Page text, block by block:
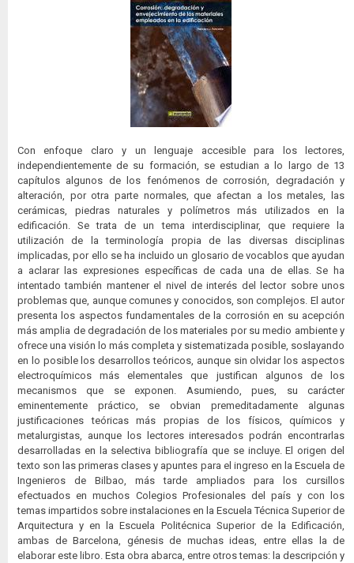
Con enfoque claro y un lenguaje accesible para los lectores,
independientemente de su formación, se estudian a lo largo de 13
capítulos algunos de los fenómenos de corrosión, degradación y
alteración, por otra parte normales, que afectan a los metales, las
cerámicas, piedras naturales y polímetros más utilizados en la
edificación. Se trata de un tema interdisciplinar, que requiere la
utilización de la terminología propia de las diversas disciplinas
implicadas, por ello se ha incluido un glosario de vocablos que ayudan
a aclarar las expresiones específicas de cada una de ellas. Se ha
intentado también mantener el nivel de interés del lector sobre unos
problemas que, aunque comunes y conocidos, son complejos. El autor
presenta los aspectos fundamentales de la corrosión en su acepción
más amplia de degradación de los materiales por su medio ambiente y
ofrece una visión lo más completa y sistematizada posible, soslayando
en lo posible los desarrollos teóricos, aunque sin olvidar los aspectos
electroquímicos más elementales que justifican algunos de los
mecanismos que se exponen. Asumiendo, pues, su carácter
eminentemente práctico, se obvian premeditadamente algunas
justificaciones teóricas más propias de los físicos, químicos y
metalurgistas, aunque los lectores interesados podrán encontrarlas
desarrolladas en la selectiva bibliografía que se incluye. El origen del
texto son las primeras clases y apuntes para el ingreso en la Escuela de
Ingenieros de Bilbao, más tarde ampliados para los cursillos
efectuados en muchos Colegios Profesionales del país y con los
temas impartidos sobre instalaciones en la Escuela Técnica Superior de
Arquitectura y en la Escuela Politécnica Superior de la Edificación,
ambas de Barcelona, génesis de muchas ideas, entre ellas la de
elaborar este libro. Esta obra abarca, entre otros temas: la descripción y